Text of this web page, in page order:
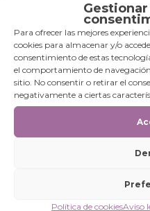
Gestionar
Para ofrecer las mejores
cookies para almacenar y/o
consentimiento de estas
el comportamiento de
sitio. No consentir o retirar el
negativamente a ciertas
Política de cookiesAviso
riesgo, de las comunidades
«Joseph Allamano» de Dianra.
La ambulancia se usará,
sangre, evacuación de
proximidad para vacunación,
casos.
Periodo de ejecución
2017
– Presupuesto total: 51.000,00
Dianra, en la región de